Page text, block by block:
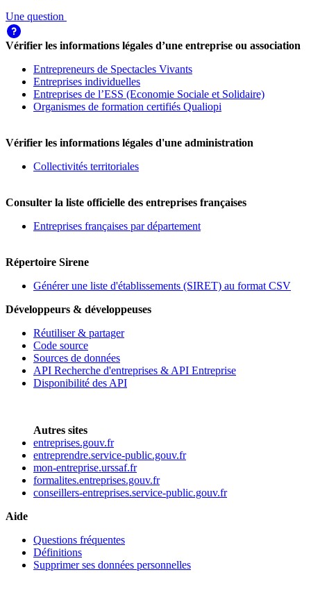
Une question
Vérifier les informations légales d’une entreprise ou association
Entrepreneurs de Spectacles Vivants
Entreprises individuelles
Entreprises de l’ESS (Economie Sociale et Solidaire)
Organismes de formation certifiés Qualiopi
Vérifier les informations légales d'une administration
Collectivités territoriales
Consulter la liste officielle des entreprises françaises
Entreprises françaises par département
Répertoire Sirene
Générer une liste d'établissements (SIRET) au format CSV
Développeurs & développeuses
Réutiliser & partager
Code source
Sources de données
API Recherche d'entreprises & API Entreprise
Disponibilité des API
Autres sites
entreprises.gouv.fr
entreprendre.service-public.gouv.fr
mon-entreprise.urssaf.fr
formalites.entreprises.gouv.fr
conseillers-entreprises.service-public.gouv.fr
Aide
Questions fréquentes
Définitions
Supprimer ses données personnelles